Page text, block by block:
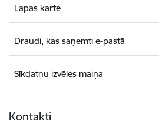
Lapas karte
Draudi, kas saņemti e-pastā
Sīkdatņu izvēles maiņa
Kontakti